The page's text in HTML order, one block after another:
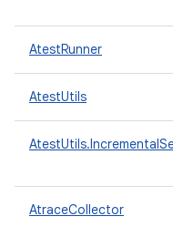
AtestRunner
AtestUtils
AtraceCollector